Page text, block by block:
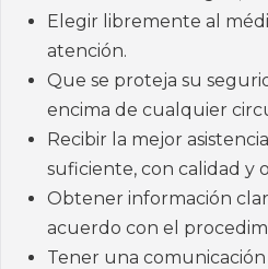
Elegir libremente al
atención.
Que se proteja su
encima de cualquier
Recibir la mejor
suficiente, con calidad y
Obtener información
acuerdo con el
Tener una